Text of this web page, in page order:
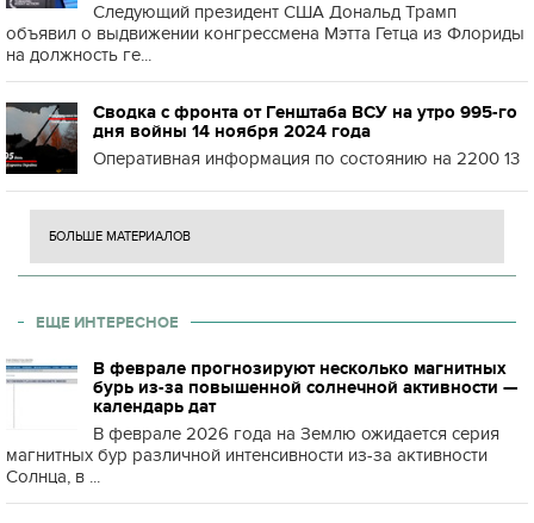
Следующий президент США Дональд Трамп
объявил о выдвижении конгрессмена Мэтта Гетца из Флориды
на должность ге...
Сводка с фронта от Генштаба ВСУ на утро 995-го
дня войны 14 ноября 2024 года
Оперативная информация по состоянию на 2200 13
БОЛЬШЕ МАТЕРИАЛОВ
ЕЩЕ ИНТЕРЕСНОЕ
В феврале прогнозируют несколько магнитных
бурь из-за повышенной солнечной активности —
календарь дат
В феврале 2026 года на Землю ожидается серия
магнитных бур различной интенсивности из-за активности
Солнца, в ...